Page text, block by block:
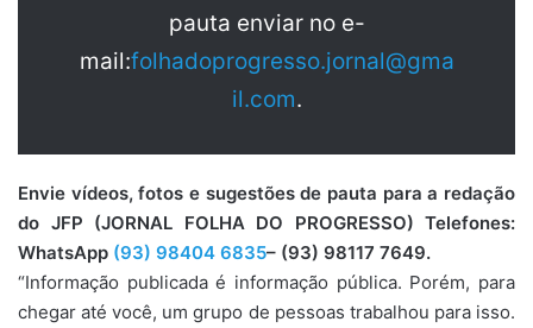
pauta enviar no e-
mail:folhadoprogresso.jornal@gma
il.com.
Envie vídeos, fotos e sugestões de pauta para a redação
do JFP (JORNAL FOLHA DO PROGRESSO) Telefones:
WhatsApp (93) 98404 6835– (93) 98117 7649.
“Informação publicada é informação pública. Porém, para
chegar até você, um grupo de pessoas trabalhou para isso.